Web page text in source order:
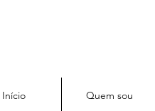
Início Quem sou